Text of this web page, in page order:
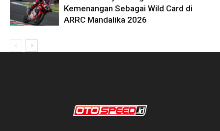
Kemenangan Sebagai Wild Card di
ARRC Mandalika 2026